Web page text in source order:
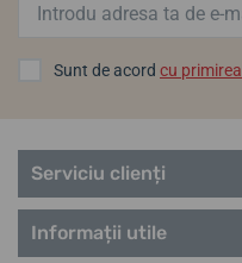
Sunt de acord cu primirea
Serviciu clienți
Informații utile